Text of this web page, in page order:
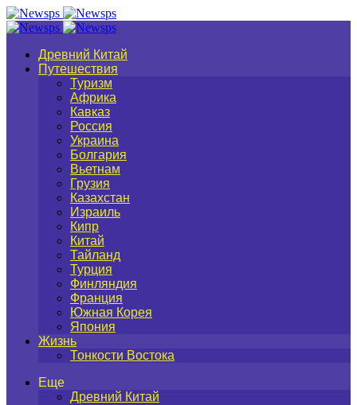
Древний Китай
Путешествия
Туризм
Африка
Кавказ
Россия
Украина
Болгария
Вьетнам
Грузия
Казахстан
Израиль
Кипр
Китай
Тайланд
Турция
Финляндия
Франция
Южная Корея
Япония
Жизнь
Тонкости Востока
Еще
Древний Китай